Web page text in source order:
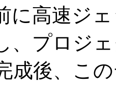
に高速ジ
、プロジ
成後、こ